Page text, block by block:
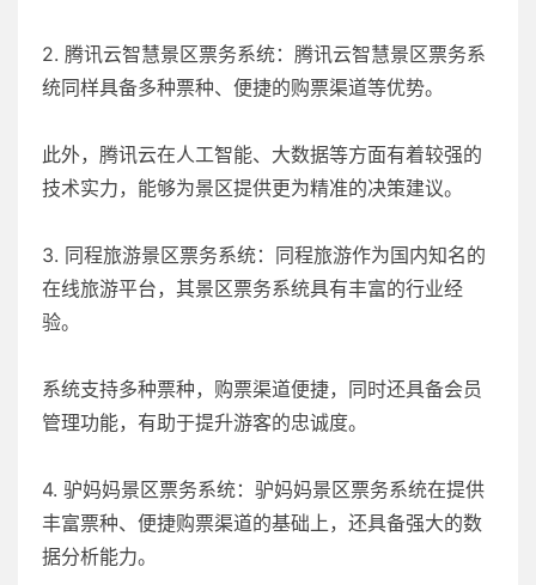
2. 腾讯云智慧景区票务系统：腾讯云智慧景区票务系
统同样具备多种票种、便捷的购票渠道等优势。
此外，腾讯云在人工智能、大数据等方面有着较强的
技术实力，能够为景区提供更为精准的决策建议。
3. 同程旅游景区票务系统：同程旅游作为国内知名的
在线旅游平台，其景区票务系统具有丰富的行业经
验。
系统支持多种票种，购票渠道便捷，同时还具备会员
管理功能，有助于提升游客的忠诚度。
4. 驴妈妈景区票务系统：驴妈妈景区票务系统在提供
丰富票种、便捷购票渠道的基础上，还具备强大的数
据分析能力。